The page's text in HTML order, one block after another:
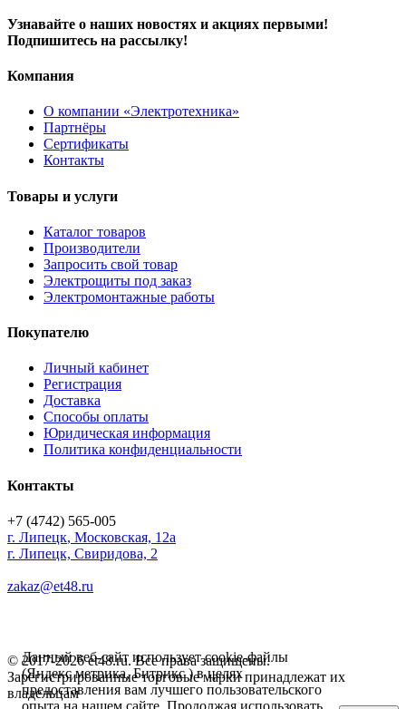
Узнавайте о наших новостях и акциях первыми!
Подпишитесь на рассылку!
Компания
О компании «Электротехника»
Партнёры
Сертификаты
Контакты
Товары и услуги
Каталог товаров
Производители
Запросить свой товар
Электрощиты под заказ
Электромонтажные работы
Покупателю
Личный кабинет
Регистрация
Доставка
Способы оплаты
Юридическая информация
Политика конфиденциальности
Контакты
+7 (4742) 565-005
г. Липецк, Московская, 12а
г. Липецк, Свиридова, 2
zakaz@et48.ru
© 2017-2026 et48.ru. Все права защищены.
Зарегистрированные торговые марки принадлежат их
владельцам
Данный веб-сайт использует cookie-файлы
(Яндекс метрика, Битрикс ) в целях
предоставления вам лучшего пользовательского
опыта на нашем сайте. Продолжая использовать